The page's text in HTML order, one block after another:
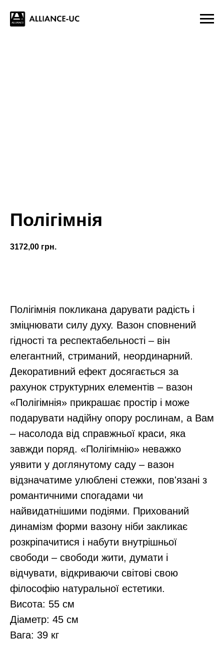
Полігімнія
3172,00 грн.
Полігімнія покликана дарувати радість і
зміцнювати силу духу. Вазон сповнений
гідності та респектабельності – він
елегантний, стриманий, неординарний.
Декоративний ефект досягається за
рахунок структурних елементів – вазон
«Полігімнія» прикрашає простір і може
подарувати надійну опору рослинам, а Вам
– насолода від справжньої краси, яка
завжди поряд. «Полігімнію» неважко
уявити у доглянутому саду – вазон
відзначатиме улюблені стежки, пов'язані з
романтичними спогадами чи
найвидатнішими подіями. Прихований
динамізм форми вазону ніби закликає
розкріпачитися і набути внутрішньої
свободи – свободи жити, думати і
відчувати, відкриваючи світові свою
філософію натуральної естетики.
Висота: 55 см
Діаметр: 45 см
Вага: 39 кг